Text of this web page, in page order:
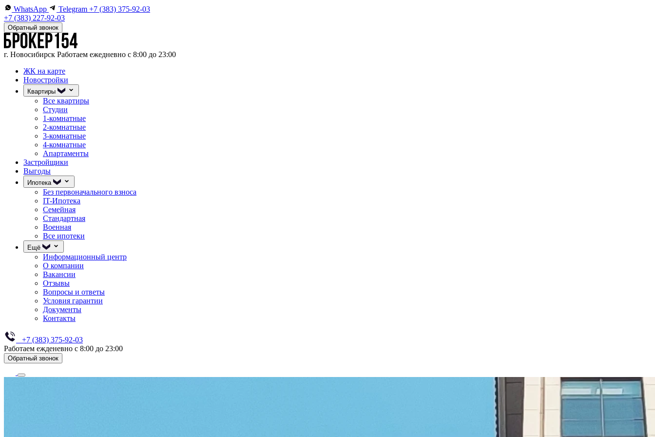
WhatsApp Telegram +7 (383) 375-92-03
+7 (383) 227-92-03
Обратный звонок
г. Новосибирск Работаем ежедневно с 8:00 до 23:00
ЖК на карте
Новостройки
Квартиры
Все квартиры
Студии
1-комнатные
2-комнатные
3-комнатные
4-комнатные
Апартаменты
Застройщики
Выгоды
Ипотека
Без первоначального взноса
IT-Ипотека
Семейная
Стандартная
Военная
Все ипотеки
Ещё
Информационный центр
О компании
Вакансии
Отзывы
Вопросы и ответы
Условия гарантии
Документы
Контакты
+7 (383) 375-92-03
Работаем ежденевно с 8:00 до 23:00
Обратный звонок